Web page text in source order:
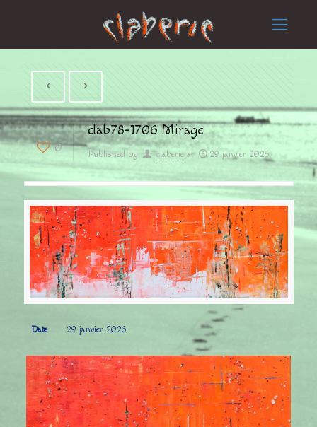
0
clab78-1706 Mirage
Published by claberic at 29 janvier 2026
Date 29 janvier 2026